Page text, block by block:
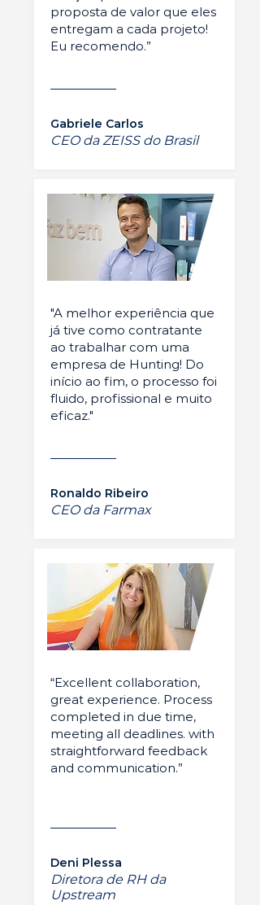
proposta de valor que eles
entregam a cada projeto!
Eu recomendo.”
Gabriele Carlos
CEO da ZEISS do Brasil
"A melhor experiência que
já tive como contratante
ao trabalhar com uma
empresa de Hunting! Do
início ao fim, o processo foi
fluido, profissional e muito
eficaz."
Ronaldo Ribeiro
CEO da Farmax
“Excellent collaboration,
great experience. Process
completed in due time,
meeting all deadlines. with
straightforward feedback
and communication.”
Deni Plessa
Diretora de RH da
Upstream